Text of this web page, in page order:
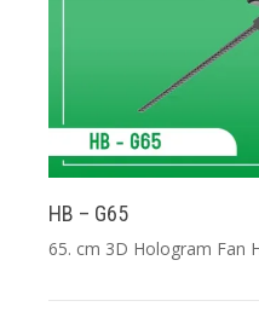
HB – G65
65. cm 3D Hologram Fan